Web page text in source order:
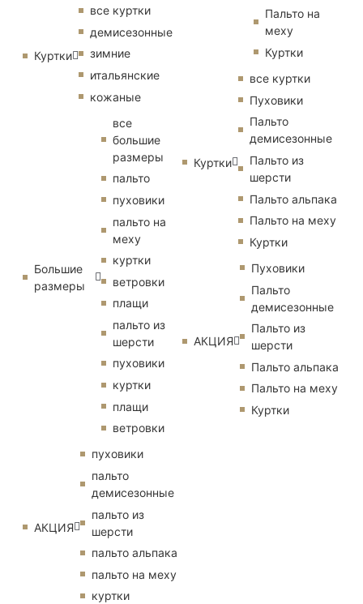
Куртки
все куртки
демисезонные
зимние
итальянские
кожаные
Большие
размеры
все
большие
размеры
пальто
пуховики
пальто на
меху
куртки
ветровки
плащи
пальто из
шерсти
пуховики
куртки
плащи
ветровки
АКЦИЯ
пуховики
пальто
демисезонные
пальто из
шерсти
пальто альпака
пальто на меху
куртки
Пальто на
меху
Куртки
Куртки
все куртки
Пуховики
Пальто
демисезонные
Пальто из
шерсти
Пальто альпака
Пальто на меху
Куртки
АКЦИЯ
Пуховики
Пальто
демисезонные
Пальто из
шерсти
Пальто альпака
Пальто на меху
Куртки